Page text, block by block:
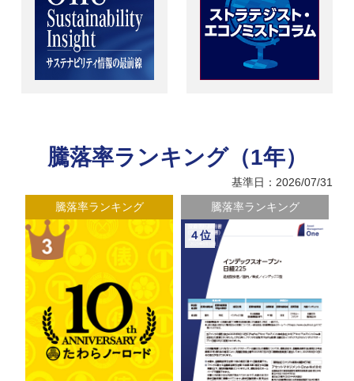
騰落率ランキング（1年）
基準日：2026/07/31
騰落率ランキング
騰落率ランキング
４位